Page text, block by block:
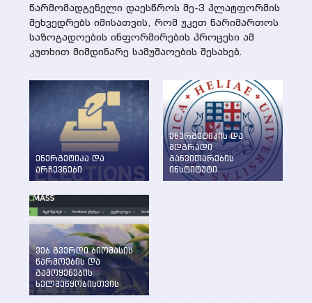
წარმომადგენელი დაესწროს მე-3 პლატფორმის
შეხვედრებს იმისათვის, რომ უკეთ წარიმართოს
საზოგადოების ინფორმირების პროცესი ამ
კუთხით მიმდინარე სამუშაოების შესახებ.
ენერგეტიკა და
არჩევნები
ენერგეტიკის
საკითხების განხილვა
პერიოდში
ენერგეტიკის და
მდგრადი
განვითარების
ინსტიტუტი
WEG-მა დააფუძნა
ვებ გვერდი ბიომასის
წარმოების და
გამოყენების
ხელშეწყობისთვის
შექმნილია WEG-ის